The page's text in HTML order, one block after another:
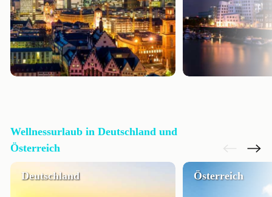
Wellnessurlaub in Deutschland und
Österreich
Deutschland Österreich